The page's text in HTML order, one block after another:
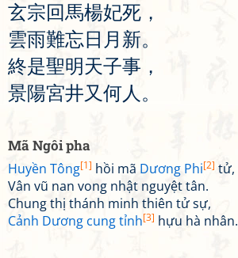
玄宗回馬楊妃死 ，
雲雨難忘 日 月 新。
終是聖明天子事 ，
景陽宮井又何人 。
Mã Ngôi pha
Huyền Tông[1] hồi mã Dương Phi[2] tử,
Vân vũ nan vong nhật nguyệt tân.
Chung thị thánh minh thiên tử sự,
Cảnh Dương cung tỉnh[3] hựu hà nhân.